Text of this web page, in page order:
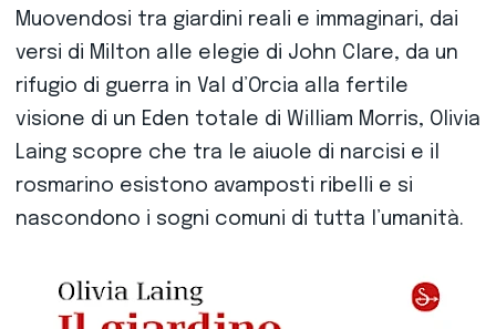
Muovendosi tra giardini reali e immaginari, dai
versi di Milton alle elegie di John Clare, da un
rifugio di guerra in Val d’Orcia alla fertile
visione di un Eden totale di William Morris, Olivia
Laing scopre che tra le aiuole di narcisi e il
rosmarino esistono avamposti ribelli e si
nascondono i sogni comuni di tutta l’umanità.